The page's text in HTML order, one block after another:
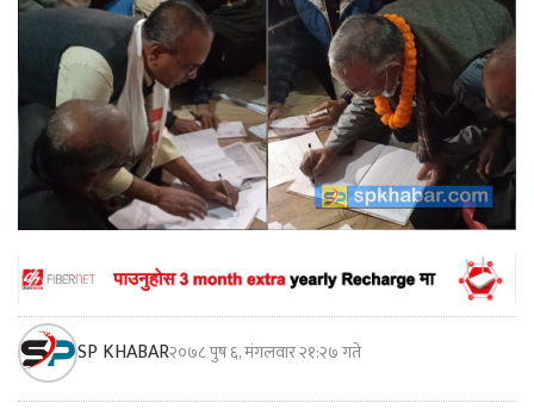
SP KHABAR२०७८ पुष ६, मंगलवार २१:२७ गते